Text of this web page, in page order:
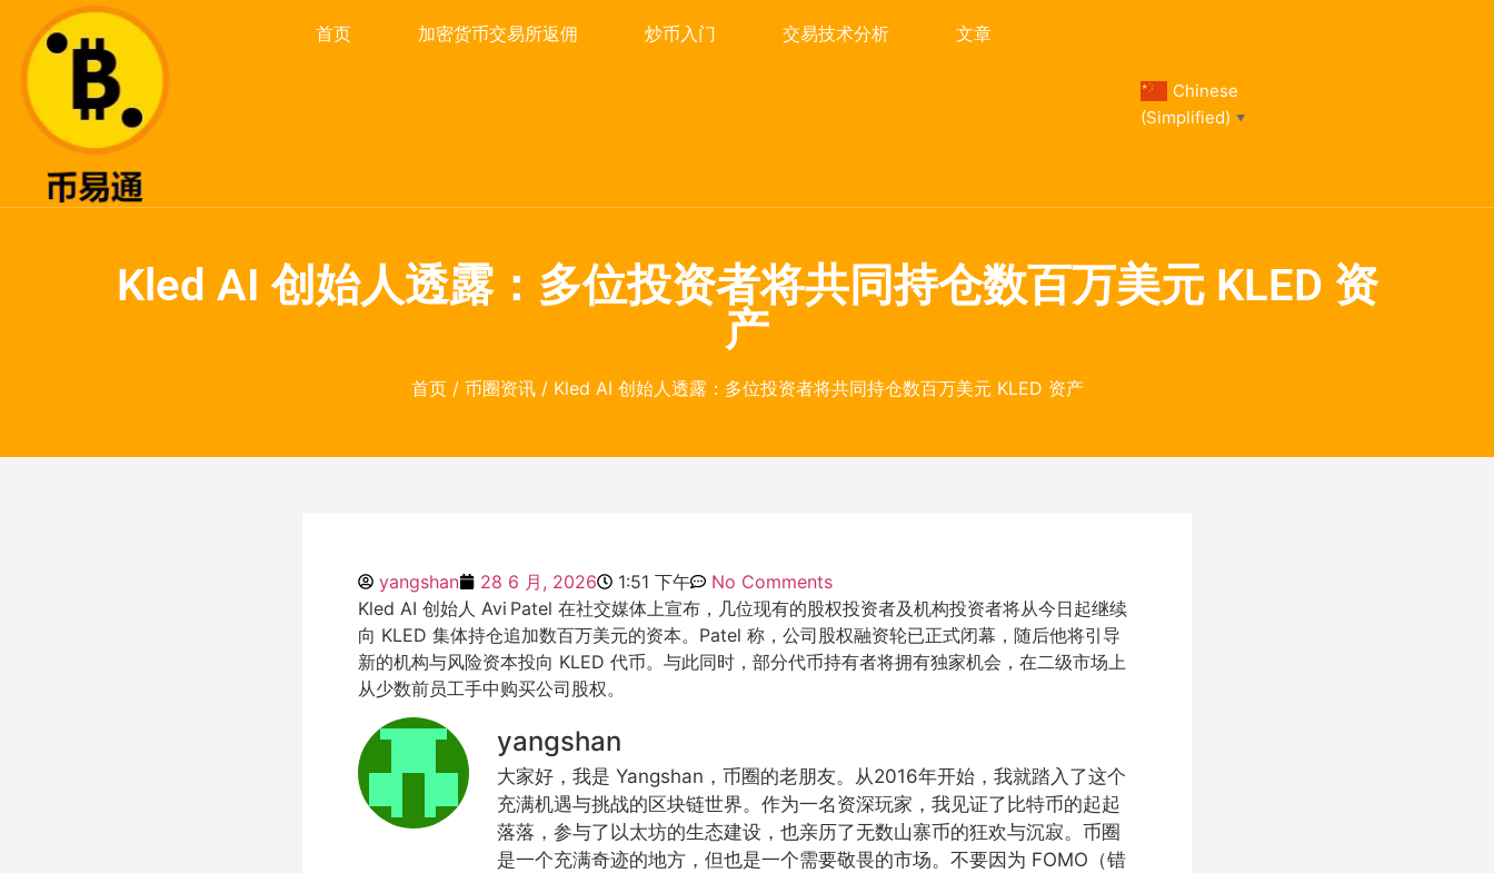
首页 加密货币交易所返佣 炒币入门 交易技术分析 文章
Chinese
(Simplified) ▼
Kled AI 创始人透露：多位投资者将共同持仓数百万美元 KLED 资
产
首页/ 币圈资讯/ Kled AI 创始人透露：多位投资者将共同持仓数百万美元 KLED 资产
yangshan 28 6 月, 2026 1:51 下午
No Comments
Kled AI 创始人 Avi Patel 在社交媒体上宣布，几位现有的股权投资者及机构投资者将从今日起继续
向 KLED 集体持仓追加数百万美元的资本。Patel 称，公司股权融资轮已正式闭幕，随后他将引导
新的机构与风险资本投向 KLED 代币。与此同时，部分代币持有者将拥有独家机会，在二级市场上
从少数前员工手中购买公司股权。
yangshan
大家好，我是 Yangshan，币圈的老朋友。从2016年开始，我就踏入了这个
充满机遇与挑战的区块链世界。作为一名资深玩家，我见证了比特币的起起
落落，参与了以太坊的生态建设，也亲历了无数山寨币的狂欢与沉寂。币圈
是一个充满奇迹的地方，但也是一个需要敬畏的市场。不要因为 FOMO（错